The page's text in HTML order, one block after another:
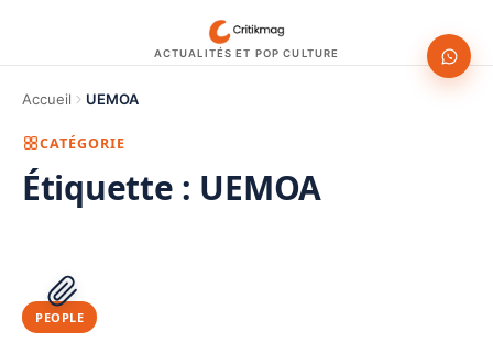
ACTUALITÉS ET POP CULTURE
Accueil UEMOA
CATÉGORIE
Étiquette : UEMOA
PUBLICITÉ
PEOPLE